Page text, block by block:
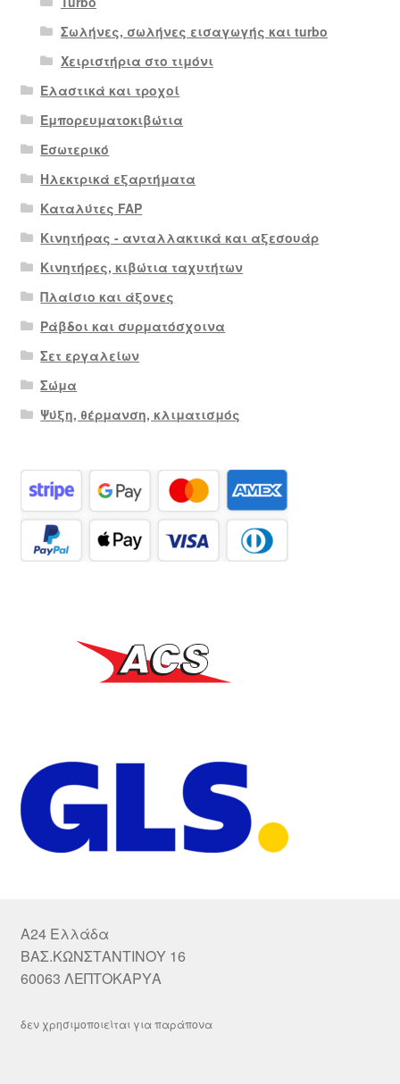
Σωλήνες, σωλήνες εισαγωγής και turbo
Χειριστήρια στο τιμόνι
Ελαστικά και τροχοί
Εμπορευματοκιβώτια
Εσωτερικό
Ηλεκτρικά εξαρτήματα
Καταλύτες FAP
Κινητήρας - ανταλλακτικά και αξεσουάρ
Κινητήρες, κιβώτια ταχυτήτων
Πλαίσιο και άξονες
Ράβδοι και συρματόσχοινα
Σετ εργαλείων
Σώμα
Ψύξη, θέρμανση, κλιματισμός
A24 Ελλάδα
ΒΑΣ.ΚΩΝΣΤΑΝΤΙΝΟΥ 16
60063 ΛΕΠΤΟΚΑΡΥΑ
δεν χρησιμοποιείται για παράπονα